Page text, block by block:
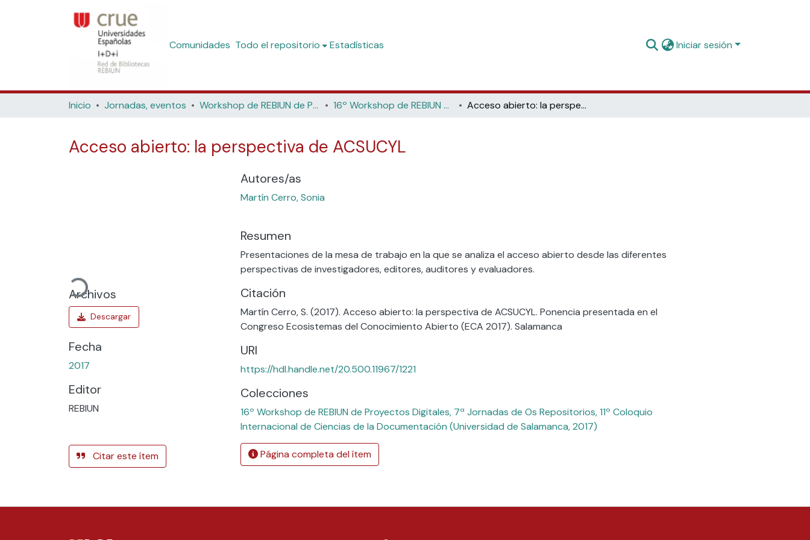
Comunidades Todo el repositorio Estadísticas Iniciar sesión
Inicio Jornadas, eventos Workshop de REBIUN de Proyectos Digitales 16º Workshop de REBIUN de Proyectos Digitales, 7ª Jornadas de Os Repositorios, 11º Coloquio Internacional de Ciencias de la Documentación (Universidad de Salamanca, 2017) Acceso abierto: la perspectiva de ACSUCYL
Acceso abierto: la perspectiva de ACSUCYL
Cargando...
Archivos
Fecha
2017
Editor
REBIUN
Citar este ítem
Autores/as
Martín Cerro, Sonia
Resumen
Presentaciones de la mesa de trabajo en la que se analiza el acceso abierto desde las diferentes
perspectivas de investigadores, editores, auditores y evaluadores.
Citación
Martín Cerro, S. (2017). Acceso abierto: la perspectiva de ACSUCYL. Ponencia presentada en el
Congreso Ecosistemas del Conocimiento Abierto (ECA 2017). Salamanca
URI
https://hdl.handle.net/20.500.11967/1221
Colecciones
16º Workshop de REBIUN de Proyectos Digitales, 7ª Jornadas de Os Repositorios, 11º Coloquio
Internacional de Ciencias de la Documentación (Universidad de Salamanca, 2017)
Página completa del ítem